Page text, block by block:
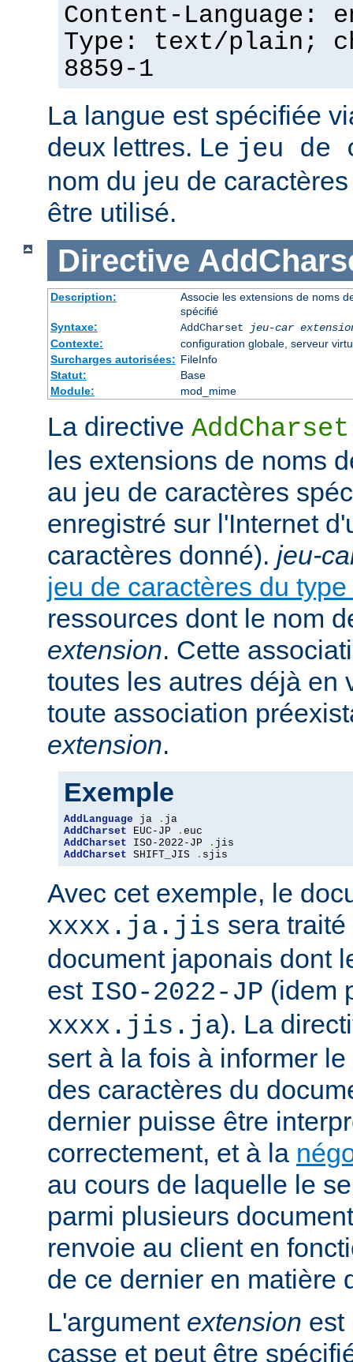
Content-Language:
Type: text/plain;
8859-1
La langue est spécifiée
deux lettres. Le jeu de
nom du jeu de
être utilisé.
Directive
Description:
Associe les extensions de noms
spécifié
Syntaxe:
AddCharset jeu-car
Contexte:
configuration globale, serveur
Surcharges autorisées: FileInfo
Statut:
Base
Module:
mod_mime
La directive AddCharset
les extensions de noms
au jeu de caractères
enregistré sur l'Internet
caractères donné). jeu-
jeu de caractères du
ressources dont le nom
extension. Cette
toutes les autres déjà en
toute association
extension.
Exemple
AddLanguage ja .
AddCharset EUC-JP .
AddCharset ISO-2022-JP .
AddCharset SHIFT_JIS . sjis
Avec cet exemple, le
xxxx.ja.jis sera
document japonais dont
est ISO-2022-JP (idem
xxxx.jis.ja). La
sert à la fois à informer
des caractères du
dernier puisse être
correctement, et à la
au cours de laquelle le
parmi plusieurs
renvoie au client en
de ce dernier en matière
L'argument extension est
casse et peut être